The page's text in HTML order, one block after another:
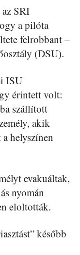
SRI
a pilóta
felrobbant –
(DSU).
ISU
érintett volt:
szállított
akik
helyszínen
evakuáltak,
nyomán
eloltották.
később